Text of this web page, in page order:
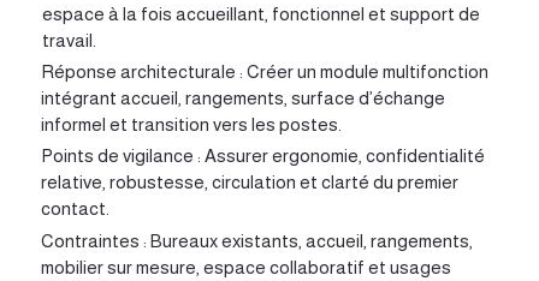
espace à la fois accueillant, fonctionnel et support de
travail.
Réponse architecturale : Créer un module multifonction
intégrant accueil, rangements, surface d’échange
informel et transition vers les postes.
Points de vigilance : Assurer ergonomie, confidentialité
relative, robustesse, circulation et clarté du premier
contact.
Contraintes : Bureaux existants, accueil, rangements,
mobilier sur mesure, espace collaboratif et usages